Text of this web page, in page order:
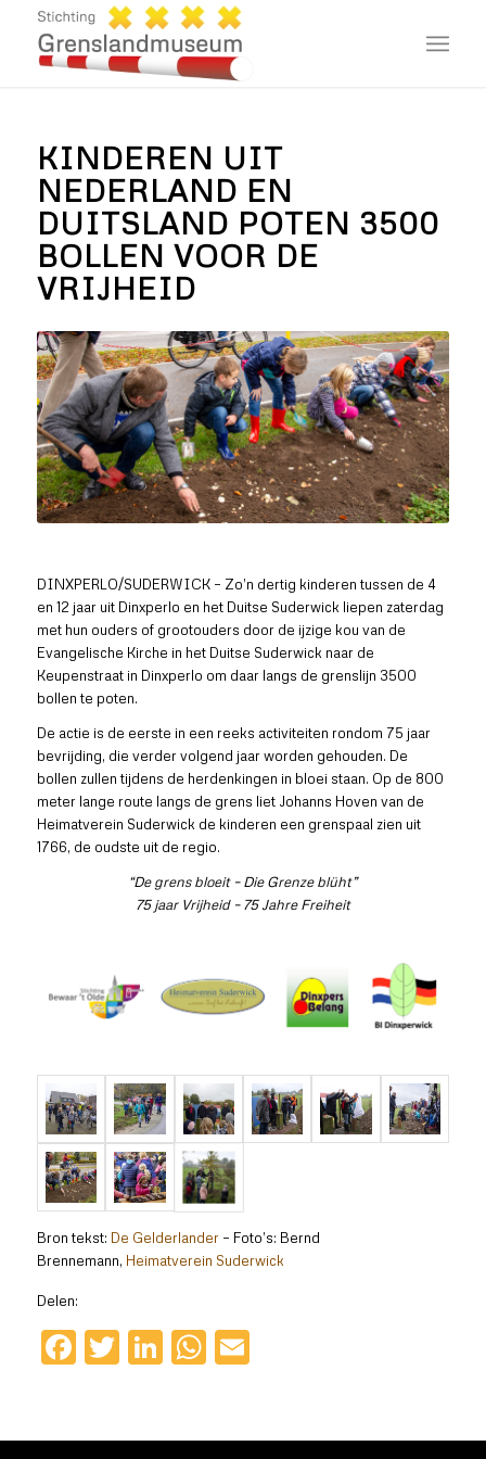
KINDEREN UIT
NEDERLAND EN
DUITSLAND POTEN 3500
BOLLEN VOOR DE
VRIJHEID
DINXPERLO/SUDERWICK – Zo’n dertig kinderen tussen de 4
en 12 jaar uit Dinxperlo en het Duitse Suderwick liepen zaterdag
met hun ouders of grootouders door de ijzige kou van de
Evangelische Kirche in het Duitse Suderwick naar de
Keupenstraat in Dinxperlo om daar langs de grenslijn 3500
bollen te poten.
De actie is de eerste in een reeks activiteiten rondom 75 jaar
bevrijding, die verder volgend jaar worden gehouden. De
bollen zullen tijdens de herdenkingen in bloei staan. Op de 800
meter lange route langs de grens liet Johanns Hoven van de
Heimatverein Suderwick de kinderen een grenspaal zien uit
1766, de oudste uit de regio.
“De grens bloeit – Die Grenze blüht”
75 jaar Vrijheid – 75 Jahre Freiheit
Bron tekst: De Gelderlander– Foto’s: Bernd
Brennemann, Heimatverein Suderwick
Delen:
Facebook
Twitter
LinkedIn
WhatsApp
Email